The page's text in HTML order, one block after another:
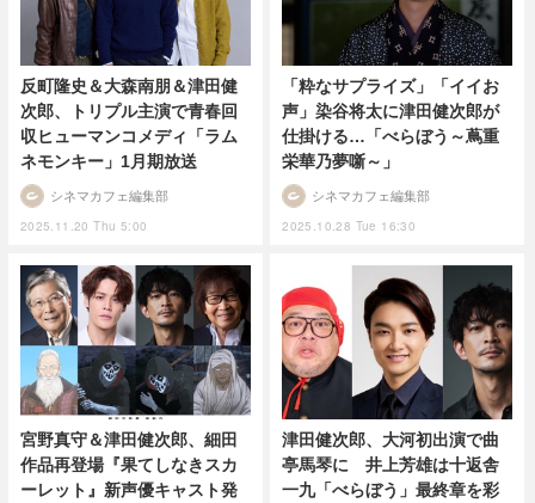
反町隆史＆大森南朋＆津田健
次郎、トリプル主演で青春回
収ヒューマンコメディ「ラム
ネモンキー」1月期放送
2025.11.20 Thu 5:00
シネマカフェ編集部
「粋なサプライズ」「イイお
声」染谷将太に津田健次郎が
仕掛ける…「べらぼう～蔦重
栄華乃夢噺～」
2025.10.28 Tue 16:30
シネマカフェ編集部
宮野真守＆津田健次郎、細田
作品再登場『果てしなきスカ
ーレット』新声優キャスト発
津田健次郎、大河初出演で曲
亭馬琴に 井上芳雄は十返舎
一九「べらぼう」最終章を彩